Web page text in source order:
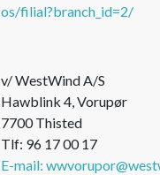
os/filial?branch_id=2/
v/ WestWind A/S
Hawblink 4, Vorupør
7700 Thisted
Tlf: 96 17 00 17
E-mail: